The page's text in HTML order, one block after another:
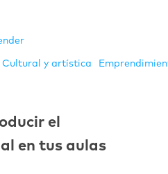
Cultural y artística
el
en tus aulas